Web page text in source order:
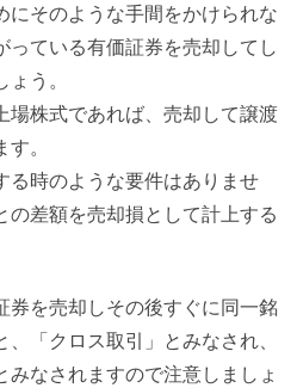
にそのような手間をかけられな
っている有価証券を売却してし
う。
場株式であれば、売却して譲渡
。
る時のような要件はありませ
の差額を売却損として計上する
券を売却しその後すぐに同一銘
「クロス取引」とみなされ、
なされますので注意しましょ